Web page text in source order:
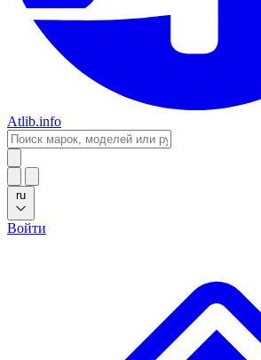
Atlib.info
ru
Войти